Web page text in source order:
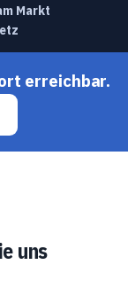
Markt
erreichbar.
uns